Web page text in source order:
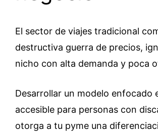
El sector de viajes tradicional
destructiva guerra de precios,
nicho con alta demanda y poca
Desarrollar un modelo enfocado
accesible para personas con
otorga a tu pyme una